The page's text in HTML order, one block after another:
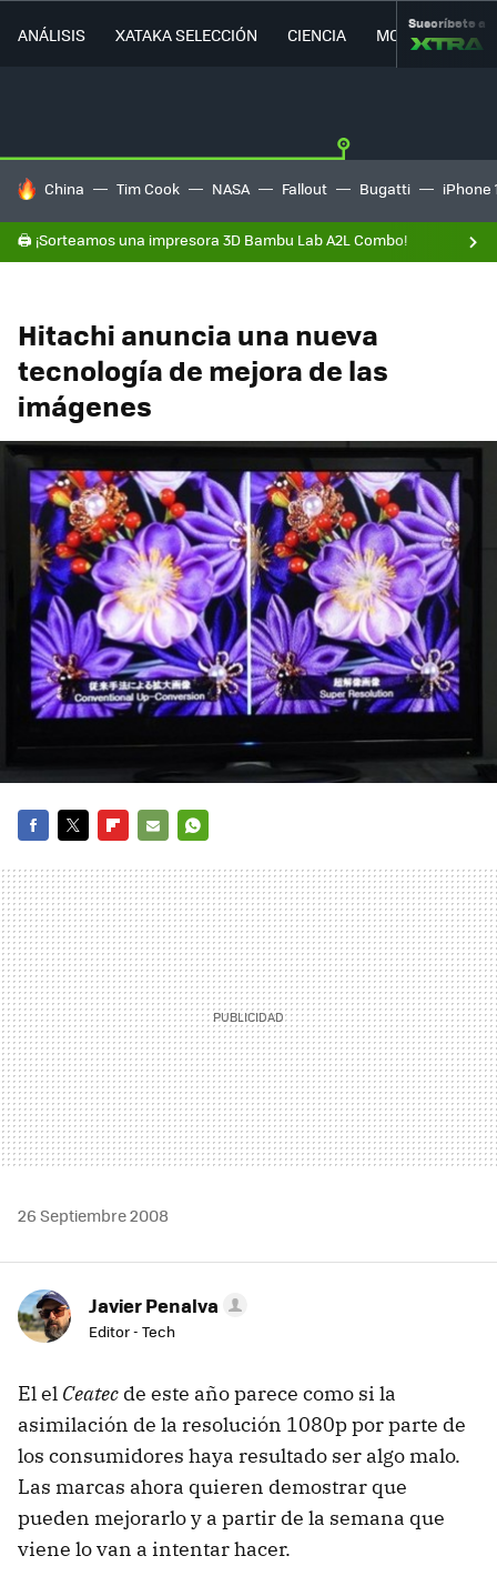
ANÁLISIS XATAKA SELECCIÓN CIENCIA MOVILIDAD
Suscríbete a
HOY SE HABLA DE
China Tim Cook NASA Fallout Bugatti iPhone
🖨️ ¡Sorteamos una impresora 3D Bambu Lab A2L Combo!
Hitachi anuncia una nueva
tecnología de mejora de las
imágenes
MAIL
26 Septiembre 2008
Javier Penalva
Editor - Tech
El el Ceatec de este año parece como si la
asimilación de la resolución 1080p por parte de
los consumidores haya resultado ser algo malo.
Las marcas ahora quieren demostrar que
pueden mejorarlo y a partir de la semana que
viene lo van a intentar hacer.